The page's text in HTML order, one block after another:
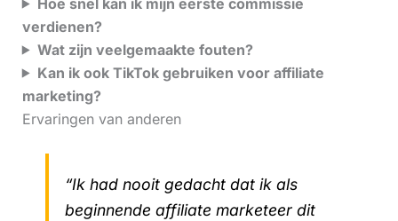
verdienen?
Wat zijn veelgemaakte fouten?
Kan ik ook TikTok gebruiken voor affiliate
marketing?
Ervaringen van anderen
“Ik had nooit gedacht dat ik als
beginnende affiliate marketeer dit